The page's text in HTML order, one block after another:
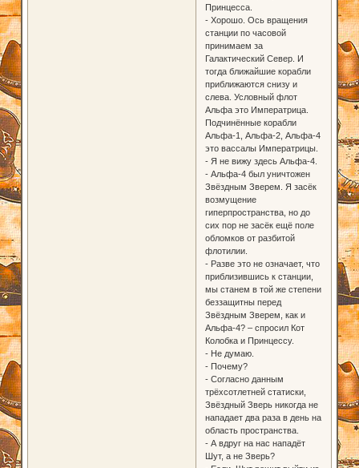
Принцесса.
- Хорошо. Ось вращения
станции по часовой
принимаем за
Галактический Север. И
тогда ближайшие корабли
приближаются снизу и
слева. Условный флот
Альфа это Императрица.
Подчинённые корабли
Альфа-1, Альфа-2, Альфа-4
это вассалы Императрицы.
- Я не вижу здесь Альфа-4.
- Альфа-4 был уничтожен
Звёздным Зверем. Я засёк
возмущение
гиперпространства, но до
сих пор не засёк ещё поле
обломков от разбитой
флотилии.
- Разве это не означает, что
приблизившись к станции,
мы станем в той же степени
беззащитны перед
Звёздным Зверем, как и
Альфа-4? – спросил Кот
Колобка и Принцессу.
- Не думаю.
- Почему?
- Cогласно данным
трёхсотлетней статиски,
Звёздный Зверь никогда не
нападает два раза в день на
область пространства.
- А вдруг на нас нападёт
Шут, а не Зверь?